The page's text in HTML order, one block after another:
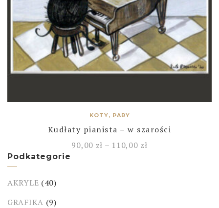
KOTY, PARY
Kudłaty pianista – w szarości
90,00 zł – 110,00 zł
Podkategorie
AKRYLE (40)
GRAFIKA (9)